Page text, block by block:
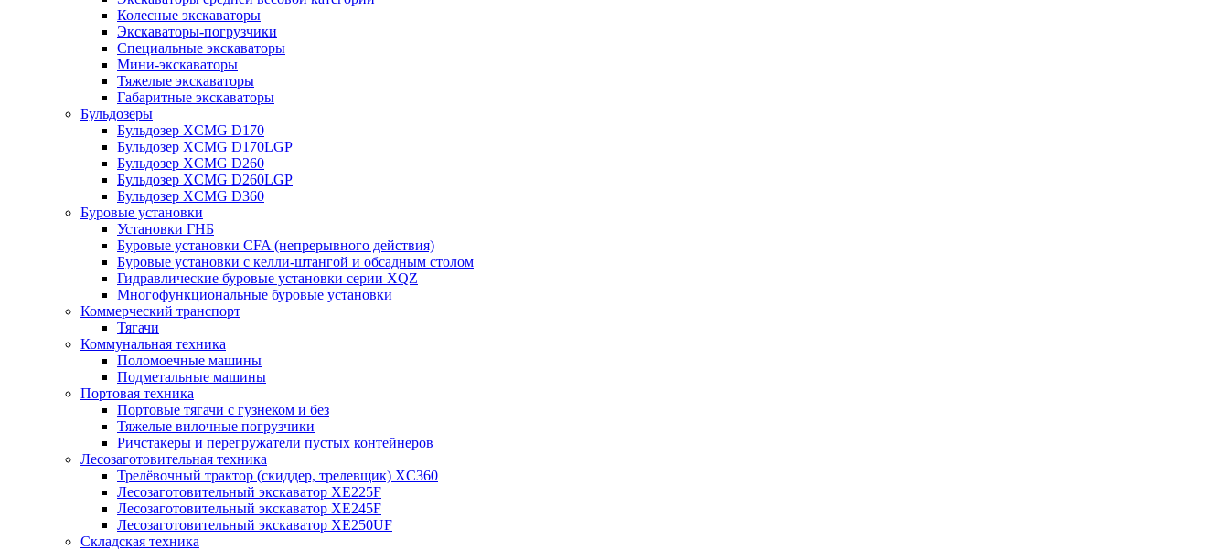
Колесные экскаваторы
Экскаваторы-погрузчики
Специальные экскаваторы
Мини-экскаваторы
Тяжелые экскаваторы
Габаритные экскаваторы
Бульдозеры
Бульдозер XCMG D170
Бульдозер XCMG D170LGP
Бульдозер XCMG D260
Бульдозер XCMG D260LGP
Бульдозер XCMG D360
Буровые установки
Установки ГНБ
Буровые установки CFA (непрерывного действия)
Буровые установки с келли-штангой и обсадным столом
Гидравлические буровые установки серии XQZ
Многофункциональные буровые установки
Коммерческий транспорт
Тягачи
Коммунальная техника
Поломоечные машины
Подметальные машины
Портовая техника
Портовые тягачи с гузнеком и без
Тяжелые вилочные погрузчики
Ричстакеры и перегружатели пустых контейнеров
Лесозаготовительная техника
Трелёвочный трактор (скиддер, трелевщик) XC360
Лесозаготовительный экскаватор XE225F
Лесозаготовительный экскаватор XE245F
Лесозаготовительный экскаватор XE250UF
Складская техника